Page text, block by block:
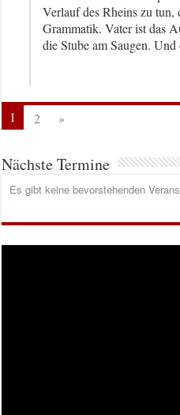
Verlauf des Rheins zu
Grammatik. Vater ist das
die Stube am Saugen.
1 2 »
Nächste Termine
Es gibt keine bevorstehenden